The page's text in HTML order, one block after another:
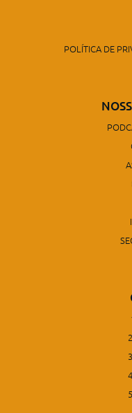
POLÍTICA DE